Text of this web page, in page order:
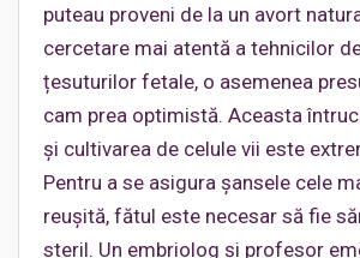
puteau proveni de la un avort
cercetare mai atentă a tehnicilor
țesuturilor fetale, o asemenea
cam prea optimistă. Aceasta
și cultivarea de celule vii este
Pentru a se asigura șansele cele
reușită, fătul este necesar să fie
steril. Un embriolog și profesor